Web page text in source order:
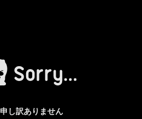
申し訳ありません